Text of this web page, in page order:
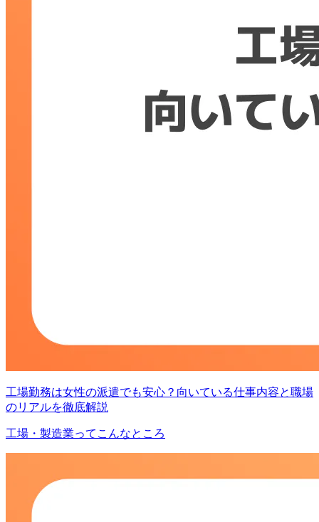
工場勤務は女性の派遣でも安心？向いている仕事内容と職場
のリアルを徹底解説
工場・製造業ってこんなところ